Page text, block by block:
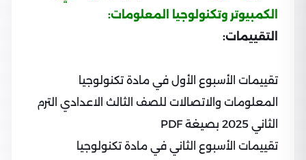
الكمبيوتر وتكنولوجيا المعلومات:
التقييمات:
تقييمات الأسبوع الأول في مادة تكنولوجيا
المعلومات والاتصالات للصف الثالث الاعدادي الترم
الثاني 2025 بصيغة PDF
تقييمات الأسبوع الثاني في مادة تكنولوجيا